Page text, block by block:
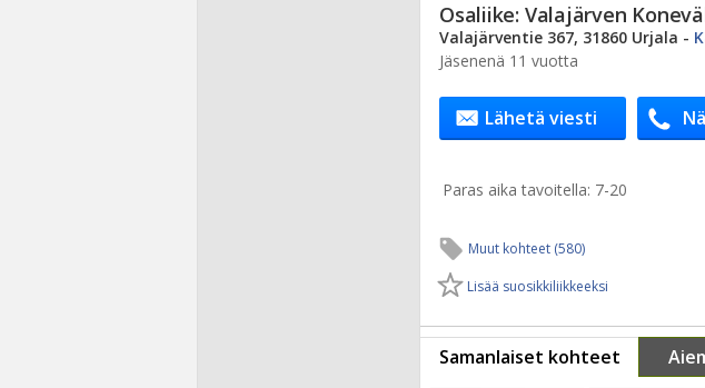
Osaliike: Valajärven
Valajärventie 367, 31860 Urjala -
Jäsenenä 11 vuotta
Lähetä viesti
Paras aika tavoitella: 7-20
Muut kohteet (580)
Lisää suosikkiliikkeeksi
Samanlaiset kohteet